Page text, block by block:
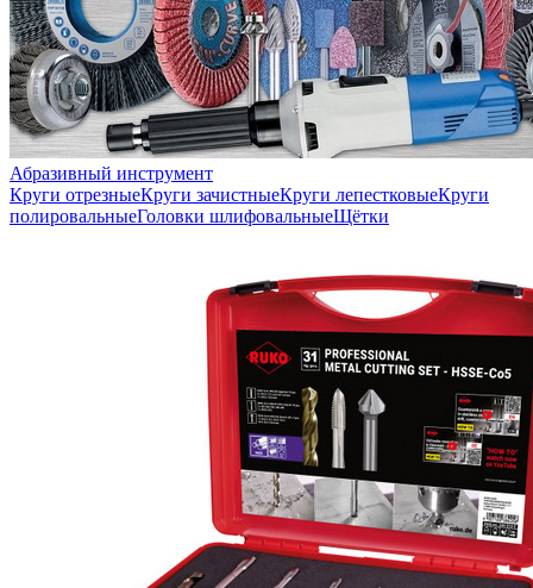
Абразивный инструмент
Круги отрезныеКруги зачистныеКруги лепестковыеКруги
полировальныеГоловки шлифовальныеЩётки